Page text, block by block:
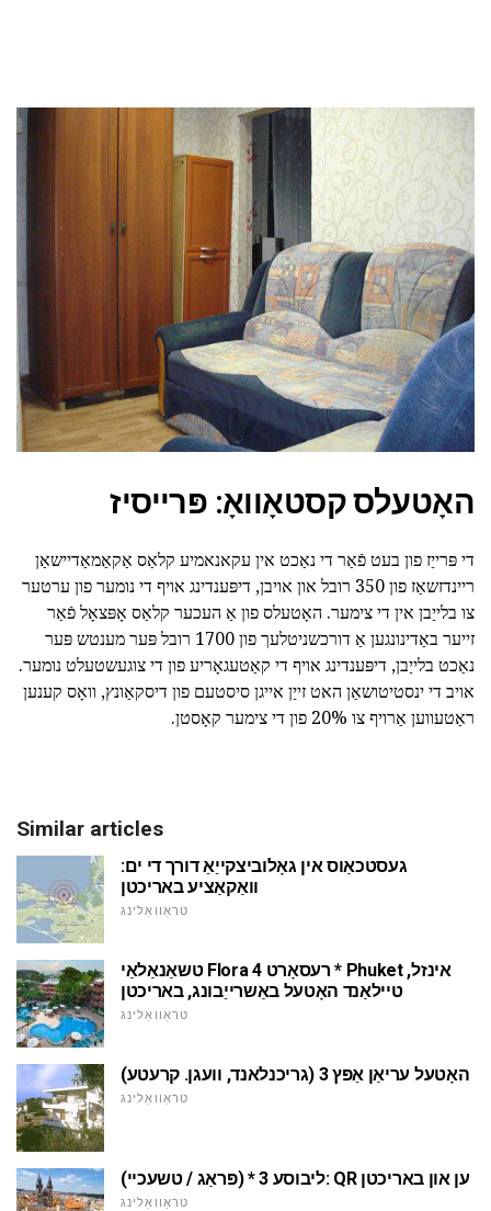
האָטעלס קסטאָוואָ: פּרייסיז
די פּרייַז פון בעט פֿאַר די נאַכט אין עקאנאמיע קלאַס אַקאַמאַדיישאַן
ריינדזשאַז פון 350 רובל און אויבן, דיפּענדינג אויף די נומער פון ערטער
צו בלייַבן אין די צימער. האָטעלס פון אַ העכער קלאַס אָפּצאָל פֿאַר
זייער באַדינונגען אַ דורכשניטלעך פון 1700 רובל פּער מענטש פּער
נאַכט בלייַבן, דיפּענדינג אויף די קאַטעגאָריע פון די צוגעשטעלט נומער.
אויב די ינסטיטושאַן האט זייַן אייגן סיסטעם פון דיסקאַונץ, וואָס קענען
ראַטעווען אַרויף צו 20% פון די צימער קאָסטן.
Similar articles
געסטכאַוס אין גאָלוביצקייַאַ דורך די ים:
וואַקאַציע באריכטן
טראַוואַלינג
טשאַנאַלאַי Flora רעסאָרט 4 * Phuket אינזל,
טיילאַנד האָטעל באַשרייַבונג, באריכטן
טראַוואַלינג
האָטעל עריאַן אַפּץ 3 (גריכנלאנד, וועגן. קרעטע)
טראַוואַלינג
ליבוסע 3 * (פּראַג / טשעכיי): QR ען און באריכטן
טראַוואַלינג